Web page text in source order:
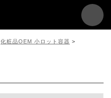
化粧品OEM 小ロット容器 >